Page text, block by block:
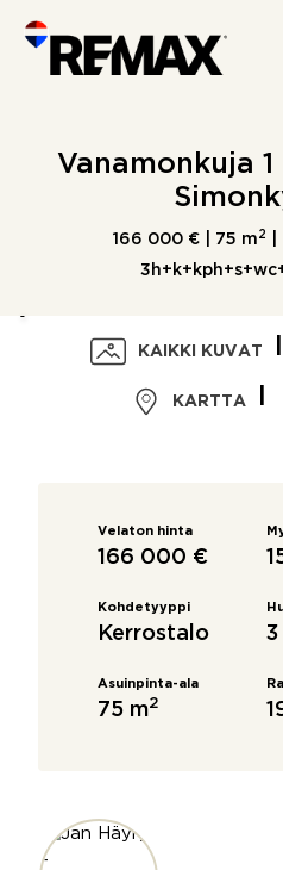
content
Vanamonkuja 1
166 000 € | 75 m 2 |
KAIKKI KUVAT
KARTTA
Velaton hinta
166 000 €
Kohdetyyppi
Kerrostalo 3
Asuinpinta-ala
75 m2